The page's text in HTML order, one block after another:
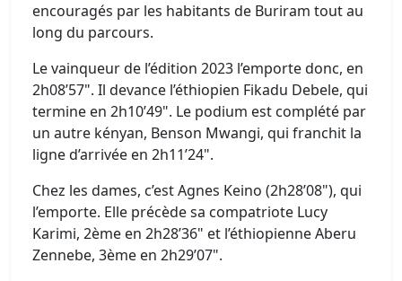
encouragés par les habitants de Buriram tout au
long du parcours.
Le vainqueur de l’édition 2023 l’emporte donc, en
2h08’57". Il devance l’éthiopien Fikadu Debele, qui
termine en 2h10’49". Le podium est complété par
un autre kényan, Benson Mwangi, qui franchit la
ligne d’arrivée en 2h11’24".
Chez les dames, c’est Agnes Keino (2h28’08"), qui
l’emporte. Elle précède sa compatriote Lucy
Karimi, 2ème en 2h28’36" et l’éthiopienne Aberu
Zennebe, 3ème en 2h29’07".